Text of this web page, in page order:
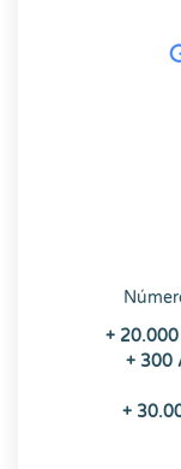
+ 20.000
+ 300
+